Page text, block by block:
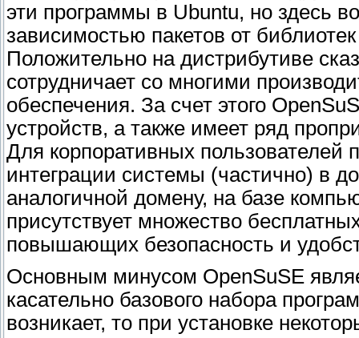
эти программы в Ubuntu, но здесь
зависимостью пакетов от
Положительно на дистрибутиве
сотрудничает со многими
обеспечения. За счет этого
устройств, а также имеет ряд
Для корпоративных пользователей
интеграции системы (частично) в
аналогичной домену, на базе
присутствует множество
повышающих безопасность и
Основным минусом OpenSuSE
касательно базового набора
возникает, то при установке